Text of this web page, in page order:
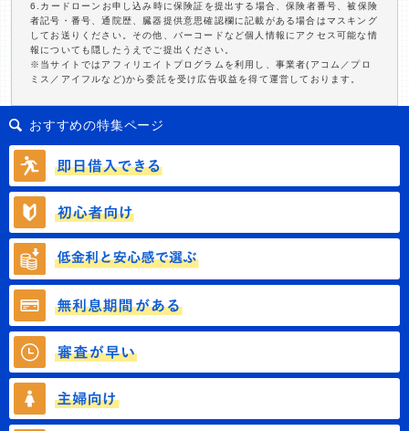
6.カードローンお申し込み時に保険証を提出する場合、保険者番号、被保険
者記号・番号、通院歴、臓器提供意思確認欄に記載がある場合はマスキング
してお送りください。その他、バーコードなど個人情報にアクセス可能な情
報についても隠したうえでご提出ください。
※当サイトではアフィリエイトプログラムを利用し、事業者(アコム／プロ
ミス／アイフルなど)から委託を受け広告収益を得て運営しております。
おすすめの特集ページ